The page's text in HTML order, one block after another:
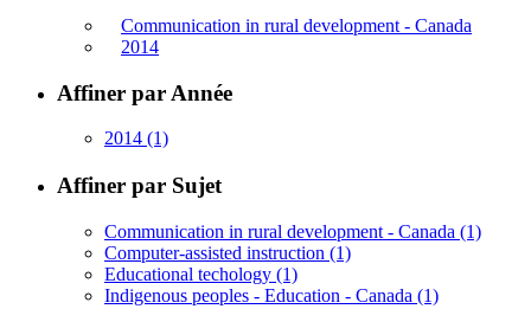
Communication in rural development - Canada
2014
Affiner par Année
2014 (1)
Affiner par Sujet
Communication in rural development - Canada (1)
Computer-assisted instruction (1)
Educational techology (1)
Indigenous peoples - Education - Canada (1)